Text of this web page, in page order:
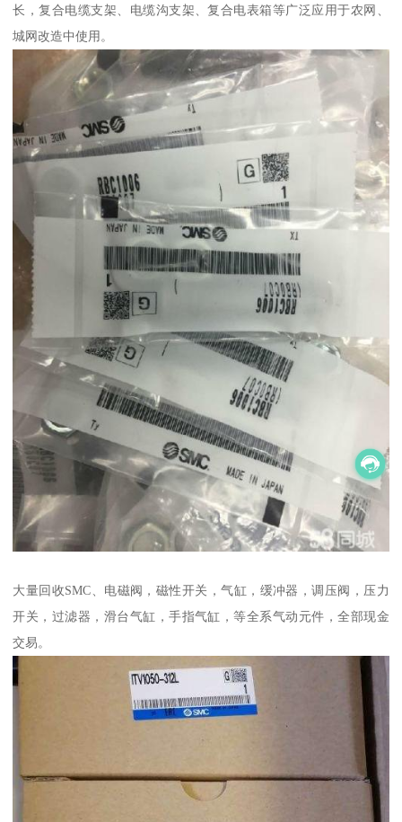
长，复合电缆支架、电缆沟支架、复合电表箱等广泛应用于农网、
城网改造中使用。
大量回收SMC、电磁阀，磁性开关，气缸，缓冲器，调压阀，压力
开关，过滤器，滑台气缸，手指气缸，等全系气动元件，全部现金
交易。